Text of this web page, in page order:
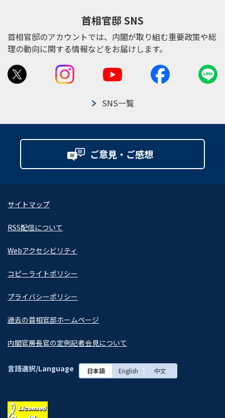
首相官邸 SNS
首相官邸のアカウントでは、内閣が取り組む重要政策や総
理の動向に関する情報などをお届けします。
SNS一覧
ご意見・ご感想
サイトマップ
RSS配信について
Webアクセシビリティ
コピーライトポリシー
プライバシーポリシー
過去の首相官邸ホームページ
内閣官房長官の定例記者会見について
言語選択/Language 日本語 English 中文